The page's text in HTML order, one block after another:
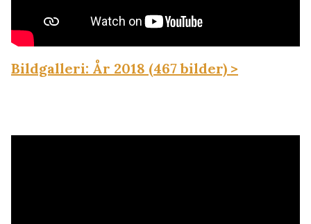
Bildgalleri: År 2018 (467 bilder) >